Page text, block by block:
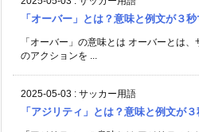
「オーバー」とは？意味と例文が３秒
「オーバー」の意味とは オーバーとは
のアクションを ...
2025-05-03 : サッカー用語
「アジリティ」とは？意味と例文が３